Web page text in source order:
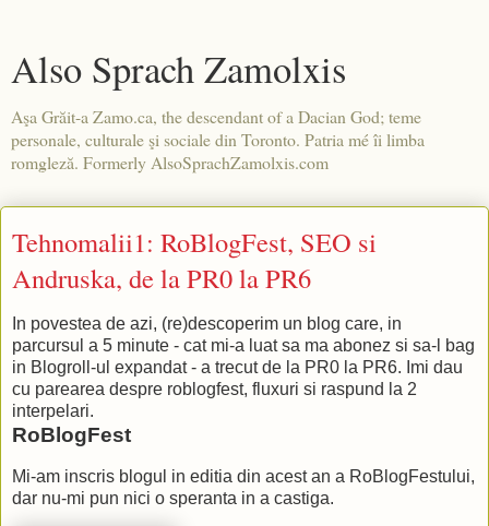
Also Sprach Zamolxis
Aşa Grăit-a Zamo.ca, the descendant of a Dacian God; teme
personale, culturale şi sociale din Toronto. Patria mé îi limba
romgleză. Formerly AlsoSprachZamolxis.com
Tehnomalii1: RoBlogFest, SEO si
Andruska, de la PR0 la PR6
In povestea de azi, (re)descoperim un blog care, in
parcursul a 5 minute - cat mi-a luat sa ma abonez si sa-l bag
in Blogroll-ul expandat - a trecut de la PR0 la PR6. Imi dau
cu parearea despre roblogfest, fluxuri si raspund la 2
interpelari.
RoBlogFest
Mi-am inscris blogul in editia din acest an a RoBlogFestului,
dar nu-mi pun nici o speranta in a castiga.